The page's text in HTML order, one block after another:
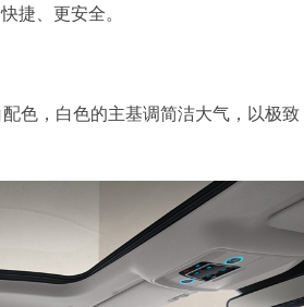
捷、更安全。
色，白色的主基调简洁大气，以极致